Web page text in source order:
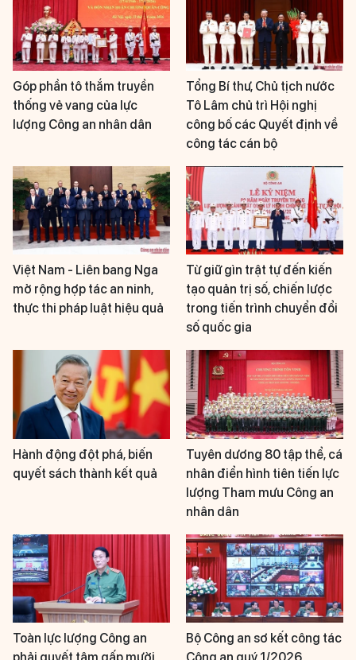
Góp phần tô thắm truyền
thống vẻ vang của lực
lượng Công an nhân dân
Tổng Bí thư, Chủ tịch nước
Tô Lâm chủ trì Hội nghị
công bố các Quyết định về
công tác cán bộ
Việt Nam - Liên bang Nga
mở rộng hợp tác an ninh,
thực thi pháp luật hiệu quả
Từ giữ gìn trật tự đến kiến
tạo quản trị số, chiến lược
trong tiến trình chuyển đổi
số quốc gia
Hành động đột phá, biến
quyết sách thành kết quả
Tuyên dương 80 tập thể, cá
nhân điển hình tiên tiến lực
lượng Tham mưu Công an
nhân dân
Toàn lực lượng Công an
Bộ Công an sơ kết công tác